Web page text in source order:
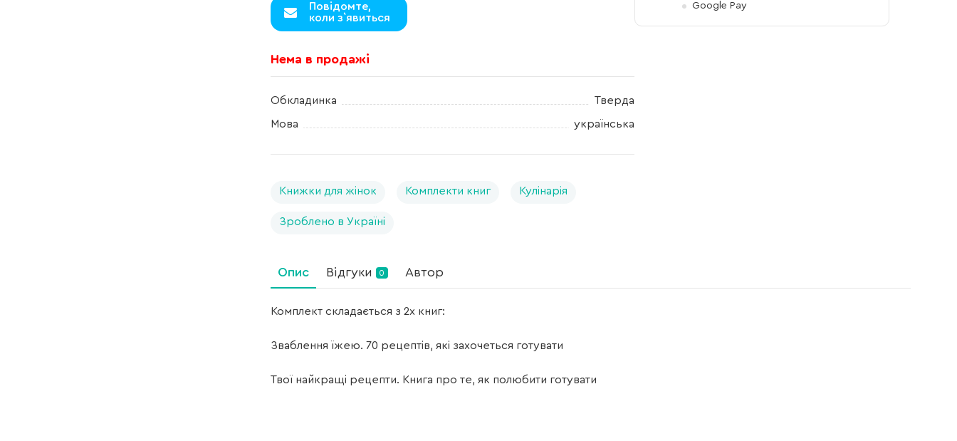
Повідомте,
коли з`явиться
Нема в продажі
Обкладинка Тверда
Мова українська
Книжки для жінок Комплекти книг Кулінарія
Зроблено в Україні
Google Pay
Опис Відгуки 0 Автор
Комплект складається з 2х книг:
Зваблення їжею. 70 рецептів, які захочеться готувати
Твої найкращі рецепти. Книга про те, як полюбити готувати